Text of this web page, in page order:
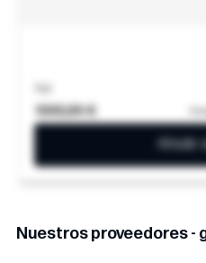
1oz
1000,99 €
Añadir
Nuestros proveedores -